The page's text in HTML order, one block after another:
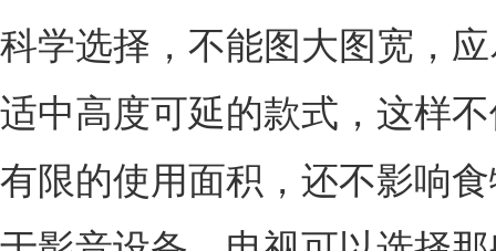
科学选择，不能图大图宽，
适中高度可延的款式，这样
有限的使用面积，还不影响